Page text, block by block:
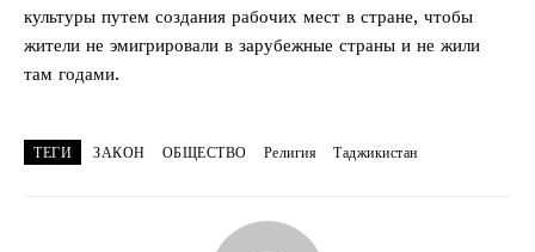
культуры путем создания рабочих мест в стране, чтобы
жители не эмигрировали в зарубежные страны и не жили
там годами.
ТЕГИ ЗАКОН ОБЩЕСТВО Религия Таджикистан